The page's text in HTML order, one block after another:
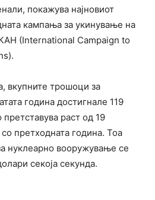
покажува најновиот
кампања за укинување на
(International Campaign to
.
вкупните трошоци за
година достигнале 119
раст од 19
претходната година. Тоа
нуклеарно вооружување се
секоја секунда.